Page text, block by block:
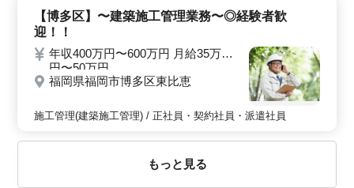
【博多区】〜建築施工管理業務〜◎経験者歓
迎！！
年収400万円〜600万円 月給35万
円〜50万円
福岡県福岡市博多区東比恵
施工管理(建築施工管理) / 正社員・契約社員・派遣社員
もっと見る